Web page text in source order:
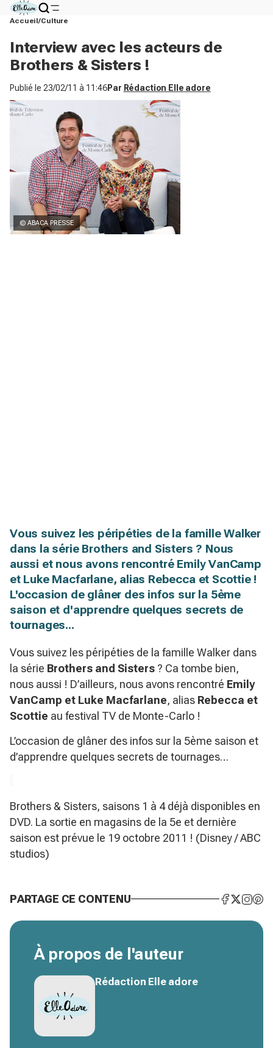
Accueil Culture
Interview avec les acteurs de
Brothers & Sisters !
Publié le 23/02/11 à 11:46Par Rédaction Elle adore
© ABACA PRESSE
Vous suivez les péripéties de la famille Walker
dans la série Brothers and Sisters ? Nous
aussi et nous avons rencontré Emily VanCamp
et Luke Macfarlane, alias Rebecca et Scottie !
L'occasion de glâner des infos sur la 5ème
saison et d'apprendre quelques secrets de
tournages...
Vous suivez les péripéties de la famille Walker dans
la série Brothers and Sisters ? Ca tombe bien,
nous aussi ! D’ailleurs, nous avons rencontré Emily
VanCamp et Luke Macfarlane, alias Rebecca et
Scottie au festival TV de Monte-Carlo !
L’occasion de glâner des infos sur la 5ème saison et
d’apprendre quelques secrets de tournages…
Brothers & Sisters, saisons 1 à 4 déjà disponibles en
DVD. La sortie en magasins de la 5e et dernière
saison est prévue le 19 octobre 2011 ! (Disney / ABC
studios)
PARTAGE CE CONTENU
À propos de l'auteur
Rédaction Elle adore